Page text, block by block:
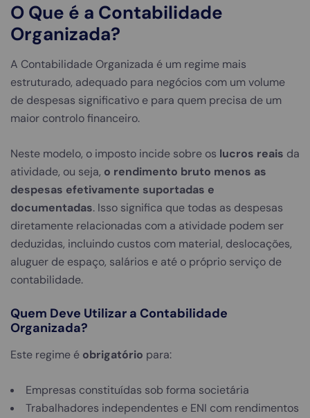
O Que é a Contabilidade
Organizada?
A Contabilidade Organizada é um regime mais
estruturado, adequado para negócios com um volume
de despesas significativo e para quem precisa de um
maior controlo financeiro.
Neste modelo, o imposto incide sobre os lucros reais da
atividade, ou seja, o rendimento bruto menos as
despesas efetivamente suportadas e
documentadas. Isso significa que todas as despesas
diretamente relacionadas com a atividade podem ser
deduzidas, incluindo custos com material, deslocações,
aluguer de espaço, salários e até o próprio serviço de
contabilidade.
Quem Deve Utilizar a Contabilidade
Organizada?
Este regime é obrigatório para:
Empresas constituídas sob forma societária
Trabalhadores independentes e ENI com rendimentos